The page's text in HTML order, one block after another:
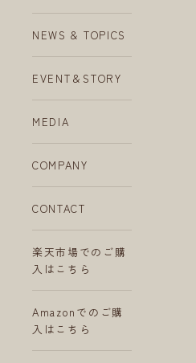
NEWS & TOPICS
EVENT＆STORY
MEDIA
COMPANY
CONTACT
楽天市場でのご購
入はこちら
Amazonでのご購
入はこちら